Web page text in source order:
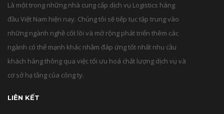
Là một trong những nhà cung cấp dịch vụ Logistics hàng
đầu Việt Nam hiện nay. Chúng tôi sẽ tiếp tục tập trung vào
những ngành nghề cốt lõi và mở rộng phát triển thêm các
ngành có thế mạnh khác nhằm đáp ứng tốt nhất nhu cầu
khách hàng thông qua việc tối ưu hoá chất lượng dịch vụ và
cơ sở hạ tầng của công ty.
LIÊN KẾT